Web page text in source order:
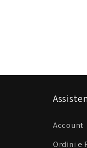
Account
Ordini e